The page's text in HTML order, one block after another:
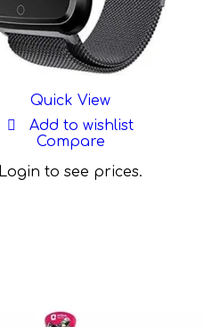
Quick View
Add to wishlist
Compare
Login to see prices.